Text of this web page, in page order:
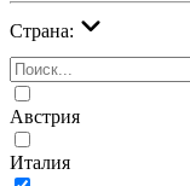
Страна:
Австрия
Италия